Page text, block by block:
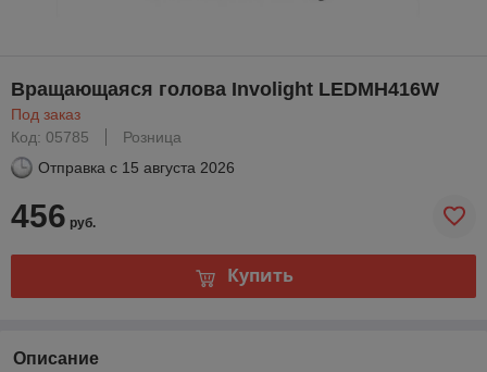
Вращающаяся голова Involight LEDMH416W
Под заказ
Код: 05785
Розница
Отправка с 15 августа 2026
456 руб.
Купить
Описание